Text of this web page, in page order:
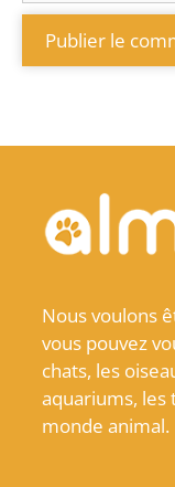
Nous voulons
vous pouvez
chats, les
aquariums, les
monde animal.